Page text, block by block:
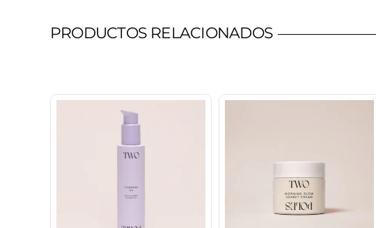
PRODUCTOS RELACIONADOS